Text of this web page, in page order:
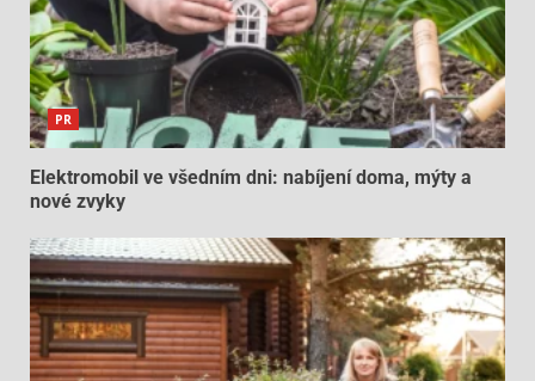
PR
Elektromobil ve všedním dni: nabíjení doma, mýty a
nové zvyky